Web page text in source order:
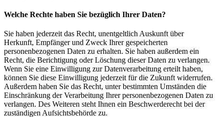
Welche Rechte haben Sie bezüglich Ihrer Daten?
Sie haben jederzeit das Recht, unentgeltlich Auskunft über
Herkunft, Empfänger und Zweck Ihrer gespeicherten
personenbezogenen Daten zu erhalten. Sie haben außerdem ein
Recht, die Berichtigung oder Löschung dieser Daten zu verlangen.
Wenn Sie eine Einwilligung zur Datenverarbeitung erteilt haben,
können Sie diese Einwilligung jederzeit für die Zukunft widerrufen.
Außerdem haben Sie das Recht, unter bestimmten Umständen die
Einschränkung der Verarbeitung Ihrer personenbezogenen Daten zu
verlangen. Des Weiteren steht Ihnen ein Beschwerderecht bei der
zuständigen Aufsichtsbehörde zu.